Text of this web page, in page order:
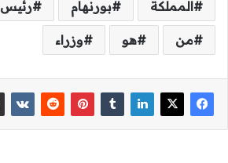
المملكة بورنهام رئيس
من هو وزراء